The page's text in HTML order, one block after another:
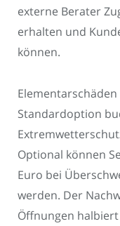
externe Berater
erhalten und
können.
Standardoption
Optional können
Euro bei
werden. Der
Öffnungen